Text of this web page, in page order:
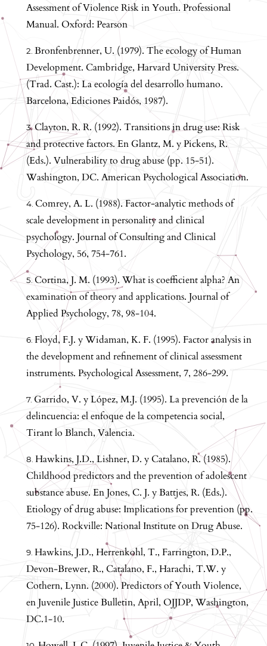
Assessment of Violence Risk in Youth. Professional
Manual. Oxford: Pearson
Bronfenbrenner, U. (1979). The ecology of Human
Development. Cambridge, Harvard University Press.
(Trad. Cast.): La ecología del desarrollo humano.
Barcelona, Ediciones Paidós, 1987).
Clayton, R. R. (1992). Transitions in drug use: Risk
and protective factors. En Glantz, M. y Pickens, R.
(Eds.). Vulnerability to drug abuse (pp. 15-51).
Washington, DC. American Psychological Association.
Comrey, A. L. (1988). Factor-analytic methods of
scale development in personality and clinical
psychology. Journal of Consulting and Clinical
Psychology, 56, 754-761.
Cortina, J. M. (1993). What is coefficient alpha? An
examination of theory and applications. Journal of
Applied Psychology, 78, 98-104.
Floyd, F.J. y Widaman, K. F. (1995). Factor analysis in
the development and refinement of clinical assessment
instruments. Psychological Assessment, 7, 286-299.
Garrido, V. y López, M.J. (1995). La prevención de la
delincuencia: el enfoque de la competencia social,
Tirant lo Blanch, Valencia.
Hawkins, J.D., Lishner, D. y Catalano, R. (1985).
Childhood predictors and the prevention of adolescent
substance abuse. En Jones, C. J. y Battjes, R. (Eds.).
Etiology of drug abuse: Implications for prevention (pp.
75-126). Rockville: National Institute on Drug Abuse.
Hawkins, J.D., Herrenkohl, T., Farrington, D.P.,
Devon-Brewer, R., Catalano, F., Harachi, T.W. y
Cothern, Lynn. (2000). Predictors of Youth Violence,
en Juvenile Justice Bulletin, April, OJJDP, Washington,
DC.1-10.